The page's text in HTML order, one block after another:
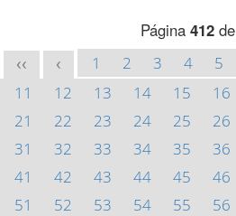
Página 412de
<< < 1 2 3 4 5
11
12 13 14 15 16
21
22 23 24 25 26
31
32 33 34 35 36
41
42 43 44 45 46
51
52 53 54 55 56